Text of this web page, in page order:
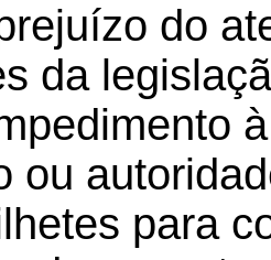
do
da
ou
para